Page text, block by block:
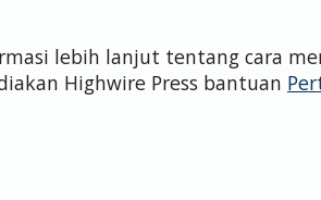
lebih lanjut tentang cara
Highwire Press bantuan